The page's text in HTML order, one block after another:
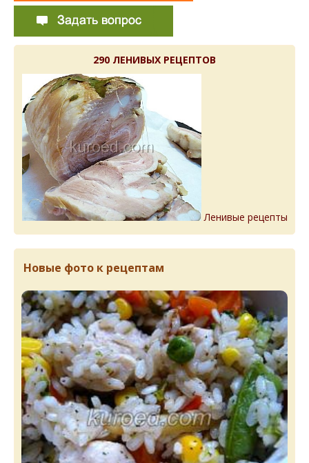
290 ЛЕНИВЫХ РЕЦЕПТОВ
Ленивые рецепты
Новые фото к рецептам